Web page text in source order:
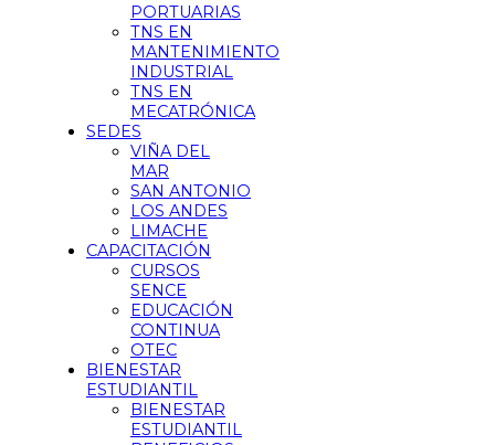
PORTUARIAS
TNS EN
MANTENIMIENTO
INDUSTRIAL
TNS EN
MECATRÓNICA
SEDES
VIÑA DEL
MAR
SAN ANTONIO
LOS ANDES
LIMACHE
CAPACITACIÓN
CURSOS
SENCE
EDUCACIÓN
CONTINUA
OTEC
BIENESTAR
ESTUDIANTIL
BIENESTAR
ESTUDIANTIL